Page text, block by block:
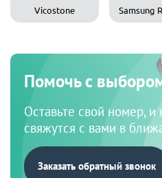
Vicostone Samsung
Помочь с
Оставьте свой номер,
свяжутся с вами в
Заказать обратный звонок